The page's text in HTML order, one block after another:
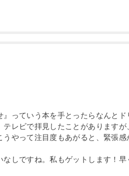
っていう本を手とったらなんと
レビで拝見したことがあります
やって注目度もあがると、緊張
しですね。私もゲットします！早